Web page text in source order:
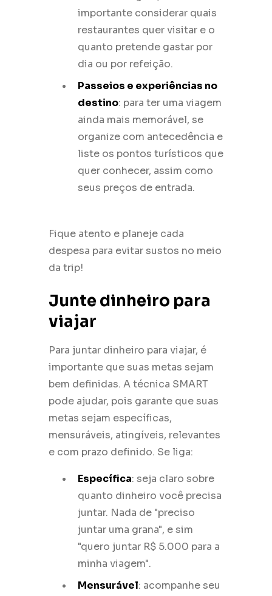
importante considerar quais
restaurantes quer visitar e o
quanto pretende gastar por
dia ou por refeição.
Passeios e experiências no
destino: para ter uma viagem
ainda mais memorável, se
organize com antecedência e
liste os pontos turísticos que
quer conhecer, assim como
seus preços de entrada.
Fique atento e planeje cada
despesa para evitar sustos no meio
da trip!
Junte dinheiro para
viajar
Para juntar dinheiro para viajar, é
importante que suas metas sejam
bem definidas. A técnica SMART
pode ajudar, pois garante que suas
metas sejam específicas,
mensuráveis, atingíveis, relevantes
e com prazo definido. Se liga:
Específica: seja claro sobre
quanto dinheiro você precisa
juntar. Nada de "preciso
juntar uma grana", e sim
"quero juntar R$ 5.000 para a
minha viagem".
Mensurável: acompanhe seu